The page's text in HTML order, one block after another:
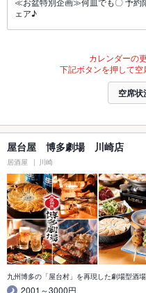
ェア♪
カレンダーの
下記ボタンを押して空
空席状
屋台屋 博多劇場 川崎店
居酒屋 川崎
九州博多の「屋台村」を再現した劇場型酒場
2001～3000円